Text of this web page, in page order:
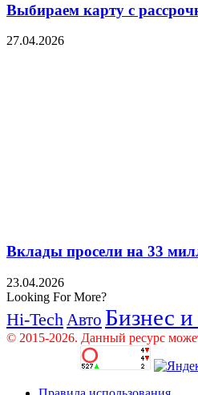
Выбираем карту с
27.04.2026
Вклады просели на 33
23.04.2026
Looking For More?
Hi-Tech Авто Бизнес
© 2015-2026. Данный ресурс